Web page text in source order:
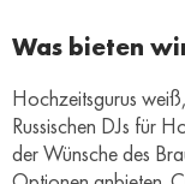
Was bieten
Hochzeitsgurus
Russischen DJs für
der Wünsche des